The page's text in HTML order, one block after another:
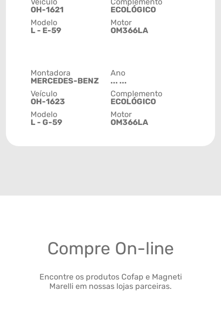
Veículo
OH-1621
Modelo
L - E-59
Complemento
ECOLÓGICO
Motor
OM366LA
Montadora
MERCEDES-BENZ
Veículo
OH-1623
Modelo
L - G-59
Ano
... ...
Complemento
ECOLÓGICO
Motor
OM366LA
Compre On-line
Encontre os produtos Cofap e Magneti
Marelli em nossas lojas parceiras.